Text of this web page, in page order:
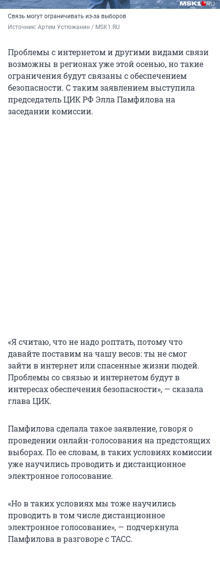
Связь могут ограничивать из-за выборов
Источник: Артем Устюжанин / MSK1.RU
Проблемы с интернетом и другими видами связи
возможны в регионах уже этой осенью, но такие
ограничения будут связаны с обеспечением
безопасности. С таким заявлением выступила
председатель ЦИК РФ Элла Памфилова на
заседании комиссии.
«Я считаю, что не надо роптать, потому что
давайте поставим на чашу весов: ты не смог
зайти в интернет или спасенные жизни людей.
Проблемы со связью и интернетом будут в
интересах обеспечения безопасности», — сказала
глава ЦИК.
Памфилова сделала такое заявление, говоря о
проведении онлайн-голосования на предстоящих
выборах. По ее словам, в таких условиях комиссии
уже научились проводить и дистанционное
электронное голосование.
«Но в таких условиях мы тоже научились
проводить в том числе дистанционное
электронное голосование», — подчеркнула
Памфилова в разговоре с ТАСС.